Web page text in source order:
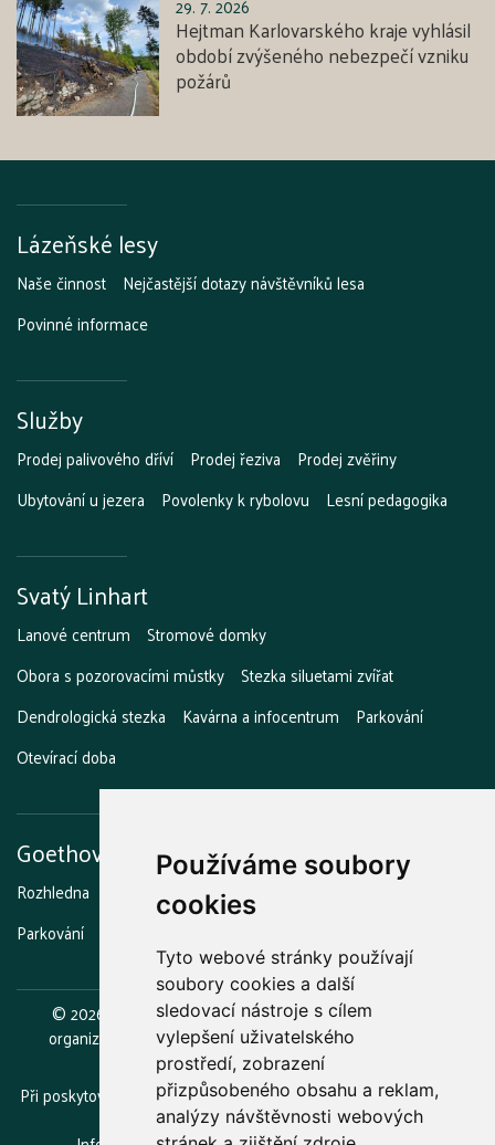
Používáme soubory
cookies
Tyto webové stránky používají
soubory cookies a další
sledovací nástroje s cílem
vylepšení uživatelského
prostředí, zobrazení
přizpůsobeného obsahu a reklam,
analýzy návštěvnosti webových
Hejtman Karlovarského kraje vyhlásil
období zvýšeného nebezpečí vzniku
požárů
Lázeňské lesy
Naše činnost Nejčastější dotazy návštěvníků lesa
Povinné informace
Služby
Prodej palivového dříví Prodej řeziva
Prodej zvěřiny
Ubytování u jezera
Povolenky k rybolovu Lesní pedagogika
Svatý Linhart
Lanové centrum Stromové domky
Obora s pozorovacími můstky Stezka siluetami zvířat
Dendrologická stezka
Kavárna a infocentrum
Parkování
Otevírací doba
Goethova vyhlídka
Rozhledna Stezka strašidel Grilování a opékání
Parkování
©2026
Lázeňské lesy a parky Karlovy Vary, příspěvková
organizace.
Zřizovatelem je statutární město Karlovy Vary.
Při poskytování služeb nám pomáhají soubory cookie. Používáním
webu vyjadřujete souhlas.